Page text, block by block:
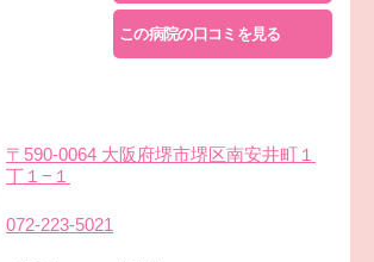
この病院の口コミを見る
〒590-0064 大阪府堺市堺区南安井町１
丁１−１
072-223-5021